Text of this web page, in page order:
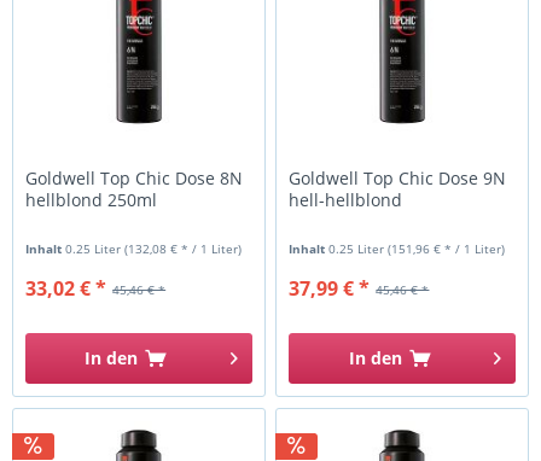
Goldwell Top Chic Dose 8N
hellblond 250ml
Inhalt0.25 Liter(132,08 € * / 1 Liter)
45,46 € *
33,02 € *
In den
Goldwell Top Chic Dose 9N
hell-hellblond
Inhalt0.25 Liter(151,96 € * / 1 Liter)
45,46 € *
37,99 € *
In den